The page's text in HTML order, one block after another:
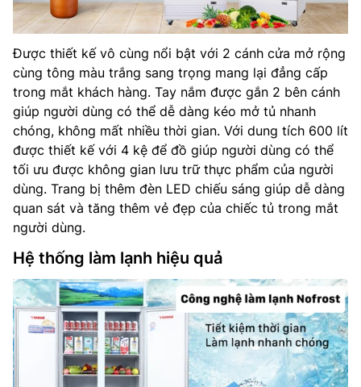
Được thiết kế vô cùng nổi bật với 2 cánh cửa mở rộng
cùng tông màu trắng sang trọng mang lại đẳng cấp
trong mắt khách hàng. Tay nắm được gắn 2 bên cánh
giúp người dùng có thể dễ dàng kéo mở tủ nhanh
chóng, không mất nhiều thời gian. Với dung tích 600 lít
được thiết kế với 4 kệ để đồ giúp người dùng có thể
tối ưu được không gian lưu trữ thực phẩm của người
dùng. Trang bị thêm đèn LED chiếu sáng giúp dễ dàng
quan sát và tăng thêm vẻ đẹp của chiếc tủ trong mắt
người dùng.
Hệ thống làm lạnh hiệu quả